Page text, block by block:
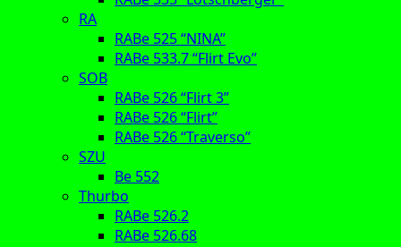
RA
RABe 525 “NINA”
RABe 533.7 “Flirt Evo”
SOB
RABe 526 “Flirt 3”
RABe 526 “Flirt”
RABe 526 “Traverso”
SZU
Be 552
Thurbo
RABe 526.2
RABe 526.68